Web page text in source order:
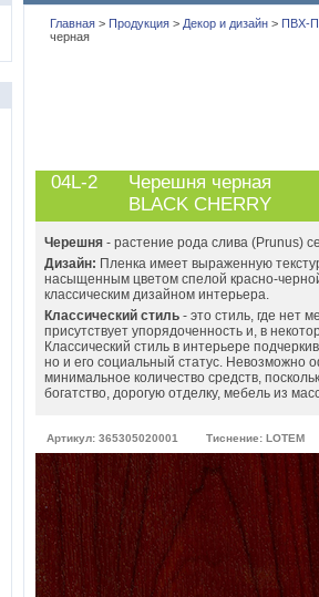
Главная > Продукция > Декор и дизайн > ПВХ-
черная
04L-2
Черешня черная
BLACK CHERRY
Черешня - растение рода слива (Prunus)
Дизайн: Пленка имеет выраженную
насыщенным цветом спелой красно-
классическим дизайном интерьера.
Классический стиль - это стиль, где нет
присутствует упорядоченность и, в
Классический стиль в интерьере
но и его социальный статус. Невозможно
минимальное количество средств,
богатство, дорогую отделку, мебель из
Артикул: 365305020001 Тиснение: LOTEM